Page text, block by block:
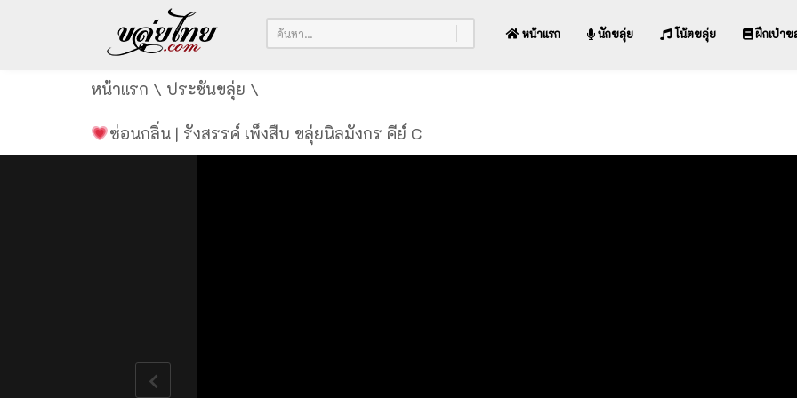
หน้าแรก \ ประชันขลุ่ย \
ซ่อนกลิ่น | รังสรรค์ เพ็งสืบ ขลุ่ยนิลมังกร คีย์ C
หน้าแรก นักขลุ่ย โน้ตขลุ่ย ฝึกเป่าข